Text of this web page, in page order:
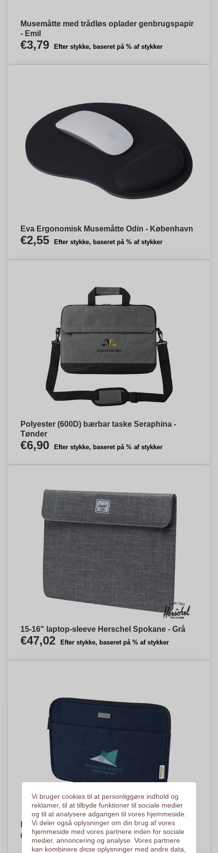
Musemåtte med trådløs oplader genbrugspapir
- Emil
€3,79 Efter stykke, baseret på % af stykker
Eva Ergonomisk Musemåtte Odin - København
€2,55 Efter stykke, baseret på % af stykker
Polyester (600D) bærbar taske Seraphina -
Tønder
€6,90 Efter stykke, baseret på % af stykker
15-16" laptop-sleeve Herschel Spokane - Grå
€47,02 Efter stykke, baseret på % af stykker
Holdbart Laptop Sleeve - Biskorup
€10,75 Efter stykke, baseret på % af stykker
Vi bruger cookies til at personliggøre indhold og
reklamer, til at tilbyde funktioner til sociale medier
og til at analysere adgangen til vores hjemmeside.
Vi deler også oplysninger om din brug af vores
hjemmeside med vores partnere inden for sociale
medier, annoncering og analyse. Vores partnere
kan kombinere disse oplysninger med andre data,